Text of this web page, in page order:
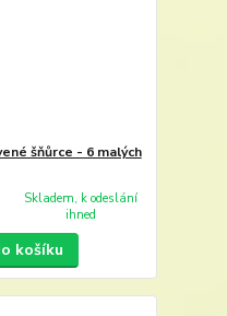
šňůrce - 6 malých
Skladem, k odeslání
ihned
košíku